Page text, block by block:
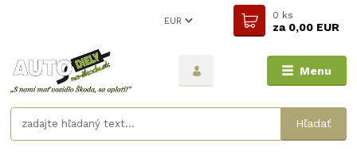
Menu
EUR
Hľadať
0 ks
za0,00 EUR